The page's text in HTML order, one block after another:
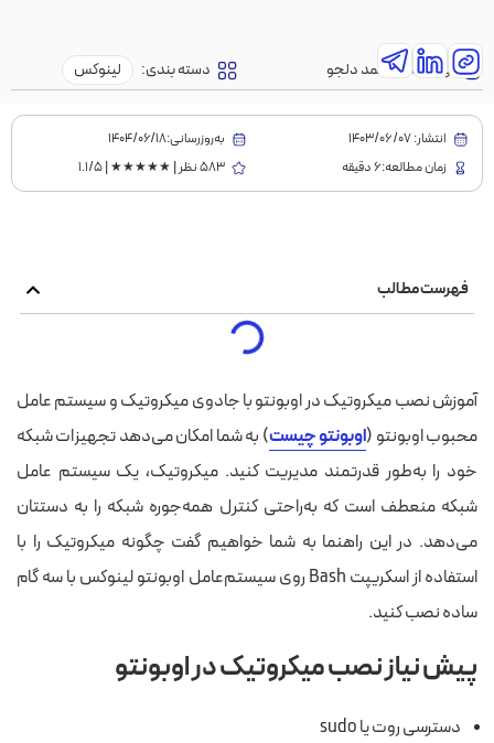
نویسنده:محمد دلجو دسته بندی: لینوکس
انتشار:1403/06/07
به‌روز‌رسانی:۱۴۰۴/۰۶/۱۸
زمان مطالعه:6 دقیقه
583 نظر | ★★★★★ | 1.1/5
فهرست مطالب
آموزش نصب میکروتیک در اوبونتو با جادوی میکروتیک و سیستم عامل
محبوب اوبونتو (اوبونتو چیست) به شما امکان می‌دهد تجهیزات شبکه
خود را به‌طور قدرتمند مدیریت کنید. میکروتیک، یک سیستم عامل
شبکه منعطف است که به‌راحتی کنترل همه‌جوره شبکه را به دستتان
می‌دهد. در این راهنما به شما خواهیم گفت چگونه میکروتیک را با
استفاده از اسکریپت Bash روی سیستم‌عامل اوبونتو لینوکس با سه گام
ساده نصب کنید.
پیش نیاز نصب میکروتیک در اوبونتو
دسترسی روت یا sudo